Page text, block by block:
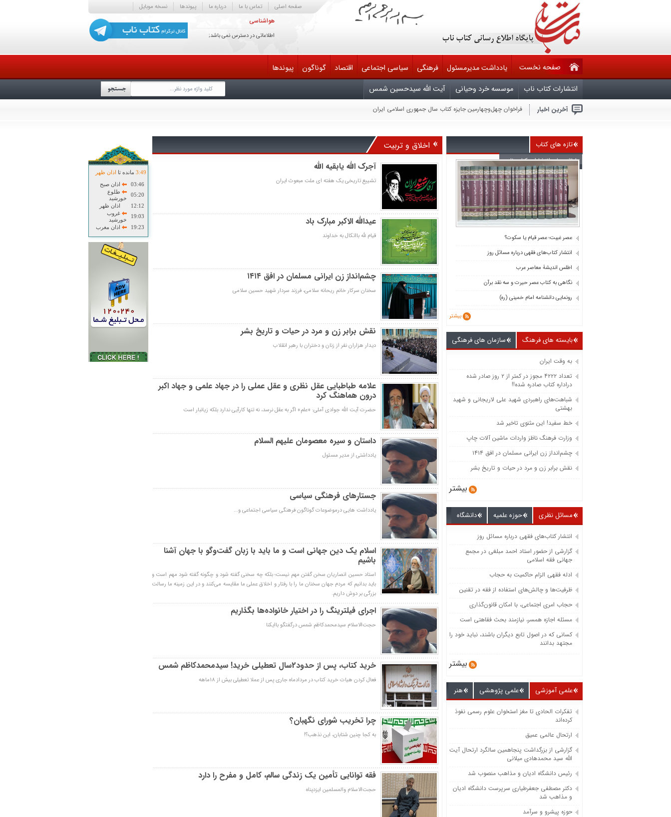
صفحه اصلی تماس با ما درباره ما پیوندها نسخه موبایل
هواشناسی
اطلاعاتی در دسترس نمی باشد;
صفحه نخست یادداشت مدیرمسئول فرهنگی سیاسی اجتماعی اقتصاد گوناگون
پیوندها
انتشارات کتاب ناب
موسسه خرد وحیانی آیت الله سیدحسین شمس
آخرین اخبار فراخوان چهل‌وچهارمین جایزه کتاب سال جمهوری اسلامی ایران
هرکس بخواهد با آمریکا برای صلح مذاکره کند خائن است
جنایتکاران باید بدانند که امر انتقام، متوقّف بر وجود شخص من یا سایر مسئولان نیست
سال روز شهادت چهارمین اختر تابناک آسمان امامت و ولایت تسلیت باد
بیماران سیاسی در قران
آجرک الله یابقیه الله
گزارشی از نشست بعثت خون
تازه های کتاب
تازه های انتشارات کتاب ناب
عصر غیبت؛ عصر قیام یا سکوت؟
انتشار کتاب‌های فقهی درباره مسائل روز
اطلس اندیشۀ معاصر عرب
نگاهی به کتاب عصر حیرت و سه نقد برآن
رونمایی دانشنامه امام خمینی (ره)
بیشتر
بایسته های فرهنگ سازمان های فرهنگی
به وقت ایران
تعداد ۴۲۲۲ مجوز در کمتر از ۲ روز صادر شده
دراداره کتاب صادره شده!!
شباهت‌های راهبردی شهید علی لاریجانی و شهید
بهشتی
خط سفید! این مثنوی تاخیر شد
وزارت فرهنگ ناظز واردات ماشین‌ آلات چاپ
چشم‌انداز زن ایرانی مسلمان در افق ۱۴۱۴
نقش برابر زن و مرد در حیات و تاریخ بشر
بیشتر
مسائل نظری حوزه علمیه دانشگاه
انتشار کتاب‌های فقهی درباره مسائل روز
گزارشی از حضور استاد احمد مبلغی در مجمع
جهانی فقه اسلامی
ادله فقهی الزام حاکمیت به حجاب
ظرفیت‌‌ها و چالش‌‌های استفاده از فقه در تقنین
حجاب امری اجتماعی، با امکان قانون‌گذاری
مسئله اجازه همسر، نیازمند بحث فقاهتی است
کسانی که در اصول تابع دیگران باشند، نباید خود را
مجتهد بدانند
بیشتر
علمی آموزشی علمی پژوهشی هنر
تفکرات الحادی تا مغز استخوان علوم رسمی نفوذ
کرده‌اند
ارتحال عالمی عمیق
گزارشی از بزرگداشت پنجاهمین سالگرد ارتحال آیت
الله سید محمدهادی میلانی
رئیس دانشگاه ادیان و مذاهب منصوب شد
دکتر مصطفی جعفرطیاری سرپرست دانشگاه ادیان
و مذاهب شد
حوزه پیشرو و سرآمد
3:49 مانده تا اذان ظهر
03:46
اذان صبح
05:20
طلوع
خورشید
12:12
اذان ظهر
19:03
غروب
خورشید
19:23
اذان مغرب
اخلاق و تربیت
آجرک الله یابقیه الله
تشییع تاریخی یک هفته ای ملت مبعوث ایران
عیدالله الاکبر مبارک باد
قیام لله بااتکال به خداوند
چشم‌انداز زن ایرانی مسلمان در افق ۱۴۱۴
سخنان سرکار خانم ریحانه سلامی، فرزند سردار شهید حسین سلامی
نقش برابر زن و مرد در حیات و تاریخ بشر
دیدار هزاران نفر از زنان و دختران با رهبر انقلاب
علامه طباطبایی عقل نظری و عقل عملی را در جهاد علمی و جهاد اکبر
درون هماهنگ کرد
حضرت آیت الله جوادی آملی: «علم» اگر به عقل نرسد، نه تنها کارآيي ندارد بلکه زيانبار است
داستان و سیره معصومان علیهم السلام
یادداشتی از مدیر مسئول
جستارهای فرهنگی سیاسی
یادداشت هایی درموضوعات گوناگون فرهنگی سیاسی اجتماعی و...
اسلام یک دین جهانی است و ما باید با زبان گفت‌وگو با جهان آشنا
باشیم
استاد حسین انصاریان سخن گفتن مهم نیست؛ بلکه چه سخنی گفته شود و چگونه گفته شود مهم است و
باید بدانیم که مردم جهان سخنان ما را با رفتار و اخلاق عملی ما مقایسه می‌کنند و در این زمینه ما رسالت
بزرگی بر دوش داریم.
اجرای فیلترینگ را در اختیار خانواده‌ها بگذاریم
حجت‌الاسلام سیدمحمدکاظم شمس درگفتگو باایکنا
خرید کتاب، پس از حدود2سال تعطیلی خرید! سیدمحمدکاظم شمس
فعال کردن هیات خرید کتاب در مردادماه جاری پس از عملا تعطیلی بیش از 18ماهه
چرا تخریب شورای نگهبان؟
به کجا چنین شتابان، این نذهب؟!
فقه توانایی تأمین یک زندگی سالم، کامل و مفرح را دارد
حجت‌الاسلام والمسلمین ایزدپناه